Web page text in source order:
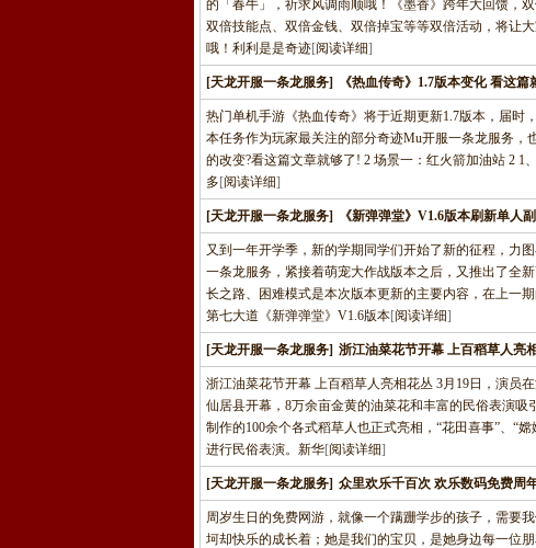
的「春牛」，祈求风调雨顺哦！《墨香》跨年大回馈，
双倍技能点、双倍金钱、双倍掉宝等等双倍活动，将让
哦！利利是是奇迹[阅读详细]
[天龙开服一条龙服务] 《热血传奇》1.7版本变化 看这篇
热门单机手游《热血传奇》将于近期更新1.7版本，届时
本任务作为玩家最关注的部分奇迹Mu开服一条龙服务，
的改变?看这篇文章就够了! 2 场景一：红火箭加油站 2
多 [阅读详细]
[天龙开服一条龙服务] 《新弹弹堂》V1.6版本刷新单人
又到一年开学季，新的学期同学们开始了新的征程，力
一条龙服务，紧接着萌宠大作战版本之后，又推出了全
长之路、困难模式是本次版本更新的主要内容，在上一
第七大道《新弹弹堂》V1.6版本[阅读详细]
[天龙开服一条龙服务] 浙江油菜花节开幕 上百稻草人亮
浙江油菜花节开幕 上百稻草人亮相花丛 3月19日，演员
仙居县开幕，8万余亩金黄的油菜花和丰富的民俗表演
制作的100余个各式稻草人也正式亮相，“花田喜事”、“
进行民俗表演。新华[阅读详细]
[天龙开服一条龙服务] 众里欢乐千百次 欢乐数码免费周
周岁生日的免费网游，就像一个蹒跚学步的孩子，需要
坷却快乐的成长着；她是我们的宝贝，是她身边每一位